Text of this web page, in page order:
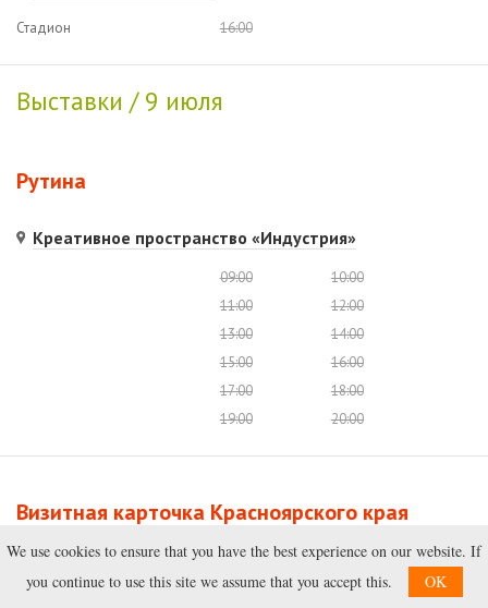
Стадион 16:00
Выставки / 9 июля
Рутина
Креативное пространство «Индустрия»
09:00
10:00
11:00
12:00
13:00
14:00
15:00
16:00
17:00
18:00
19:00
20:00
Визитная карточка Красноярского края
We use cookies to ensure that you have the best experience on our website. If
you continue to use this site we assume that you accept this.
OK